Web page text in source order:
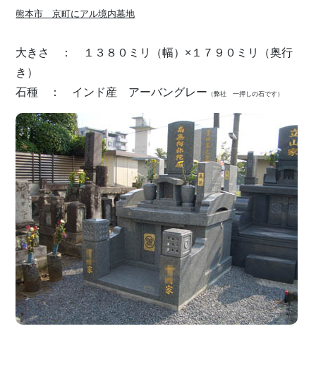
熊本市 京町にアル境内墓地
大きさ ： １３８０ミリ（幅）×１７９０ミリ（奥行
き）
石種 ： インド産 アーバングレー （弊社 一押しの石です）